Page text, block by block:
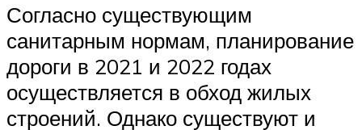
Согласно существующим
санитарным нормам, планирование
дороги в 2021 и 2022 годах
осуществляется в обход жилых
строений. Однако существуют и